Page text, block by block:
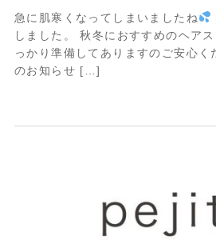
急に肌寒くなってしまいましたね
しました。 秋冬におすすめのヘア
っかり準備してありますのご安心
のお知らせ […]